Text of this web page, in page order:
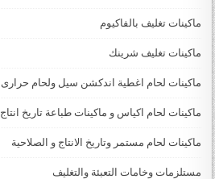
ماكينات تغليف بالفاكيوم
ماكينات تغليف شرينك
ماكينات لحام اغطية اندكشن سيل ولحام حرارى
ماكينات لحام اكياس و ماكينات طباعة تاريخ انتاج
ماكينات لحام مستمر وتاريخ الانتاج و الصلاحية
مستلزمات وخامات التعبئة والتغليف